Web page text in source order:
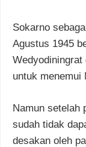
Sokarno
Agustus 1945
Wedyodiningrat
untuk menemui
Namun setelah
sudah tidak
desakan oleh